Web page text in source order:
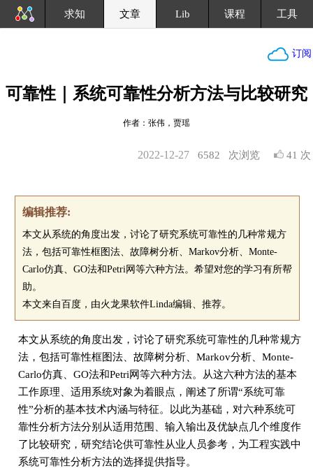
求知 文章 Lib 课程 工具
订阅
可靠性｜系统可靠性分析方法与比较研究
作者：张伟，贾瑶
6582 次浏览 41 次
2022-12-27
编辑推荐:
本文从系统的角度出发，讨论了研究系统可靠性的几种常规方
法，包括可靠性框图法、故障树分析、Markov分析、Monte-
Carlo仿真、GO法和Petri网等六种方法。希望对您的学习有所帮
助。
本文来自百度，由火龙果软件Linda编辑、推荐。
本文从系统的角度出发，讨论了研究系统可靠性的几种常规方
法，包括可靠性框图法、故障树分析、Markov分析、Monte-
Carlo仿真、GO法和Petri网等六种方法。从这六种方法的基本
工作原理、适用系统对象为着眼点，阐述了所谓“系统可靠
性”分析的基本技术内涵与特征。以此为基础，对六种系统可
靠性分析方法分别从适用范围、输入输出及优缺点几个维度作
了比较研究，研究结论供可靠性从业人员参考，为工程实践中
系统可靠性分析方法的选择提供指导。